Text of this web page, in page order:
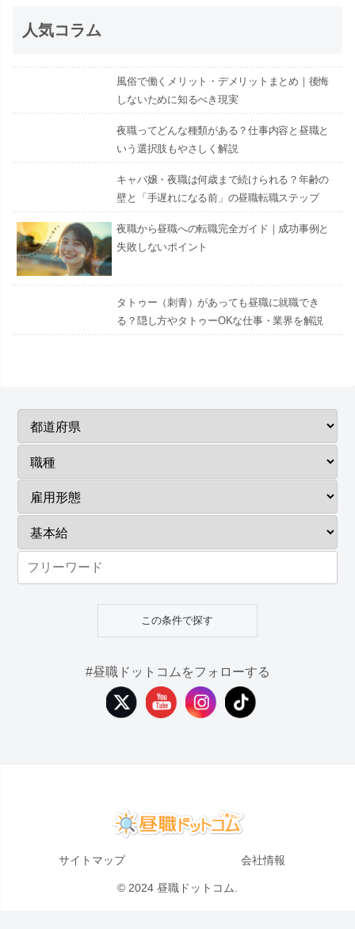
人気コラム
風俗で働くメリット・デメリットまとめ｜後悔
しないために知るべき現実
夜職ってどんな種類がある？仕事内容と昼職と
いう選択肢もやさしく解説
キャバ嬢・夜職は何歳まで続けられる？年齢の
壁と「手遅れになる前」の昼職転職ステップ
夜職から昼職への転職完全ガイド｜成功事例と
失敗しないポイント
タトゥー（刺青）があっても昼職に就職でき
る？隠し方やタトゥーOKな仕事・業界を解説
#昼職ドットコムをフォローする
サイトマップ 会社情報
© 2024 昼職ドットコム.